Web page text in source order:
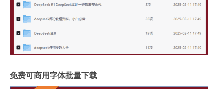
免费可商用字体批量下载